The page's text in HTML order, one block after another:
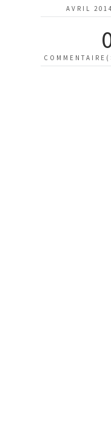
AVRIL 2014